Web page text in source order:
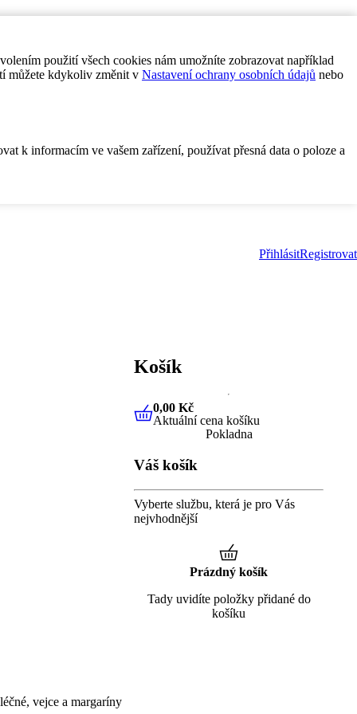
použití všech cookies nám umožníte zobrazovat například
můžete kdykoliv změnit v Nastavení ochrany osobních údajů nebo
k informacím ve vašem zařízení, používat přesná data o poloze a
PřihlásitRegistrovat
vejce a margaríny
Košík
0,00 KčAktuální cena košíku
0,00 Kč
Aktuální cena košíku
Pokladna
Váš košík
Vyberte službu, která je pro Vás
nejvhodnější
Prázdný košík
Tady uvidíte položky přidané do
košíku